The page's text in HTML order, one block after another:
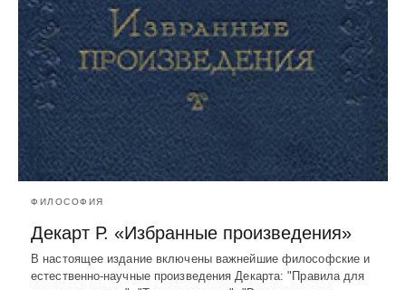
ФИЛОСОФИЯ
Декарт Р. «Избранные произведения»
В настоящее издание включены важнейшие философские и
естественно-научные произведения Декарта: "Правила для